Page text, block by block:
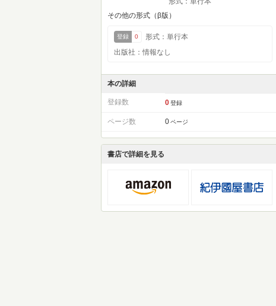
その他の形式（β版）
登録 0
形式：単行本
出版社：情報なし
本の詳細
登録数 0 登録
ページ数 0 ページ
書店で詳細を見る